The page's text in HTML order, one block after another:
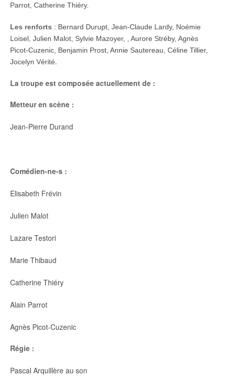
Parrot, Catherine Thiéry.
Les renforts : Bernard Durupt, Jean-Claude Lardy, Noémie
Loisel, Julien Malot, Sylvie Mazoyer, , Aurore Stréby, Agnès
Picot-Cuzenic, Benjamin Prost, Annie Sautereau, Céline Tillier,
Jocelyn Vérité.
La troupe est composée actuellement de :
Metteur en scène :
Jean-Pierre Durand
Comédien-ne-s :
Elisabeth Frévin
Julien Malot
Lazare Testori
Marie Thibaud
Catherine Thiéry
Alain Parrot
Agnès Picot-Cuzenic
Régie :
Pascal Arquillère au son